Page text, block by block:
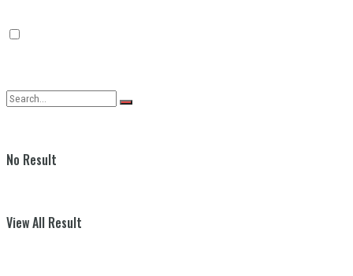
No Result
View All Result